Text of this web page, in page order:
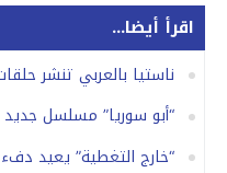
اقرأ أيضا...
ناستيا بالعربي تنشر
“أبو سوريا” مسلسل
“خارج التغطية” يعيد